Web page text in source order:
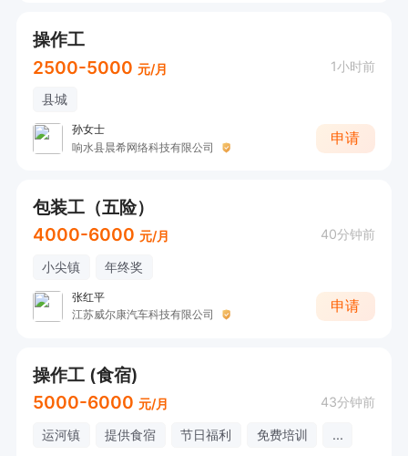
操作工
2500-5000 元/月 1小时前
县城
孙女士
响水县晨希网络科技有限公司
申请
包装工（五险）
4000-6000 元/月 40分钟前
小尖镇 年终奖
张红平
江苏威尔康汽车科技有限公司
申请
操作工 (食宿)
5000-6000 元/月 43分钟前
运河镇 提供食宿 节日福利 免费培训 ...